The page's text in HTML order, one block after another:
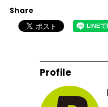
Share
Profile